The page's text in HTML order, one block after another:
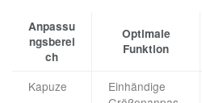
Anpassu
ngsberei
ch
Optimale
Funktion
Kapuze
Einhändige